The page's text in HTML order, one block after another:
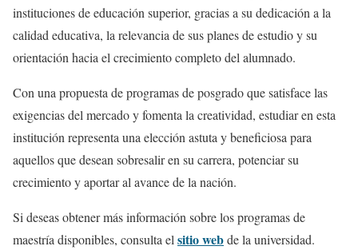
instituciones de educación superior, gracias a su dedicación a la
calidad educativa, la relevancia de sus planes de estudio y su
orientación hacia el crecimiento completo del alumnado.
Con una propuesta de programas de posgrado que satisface las
exigencias del mercado y fomenta la creatividad, estudiar en esta
institución representa una elección astuta y beneficiosa para
aquellos que desean sobresalir en su carrera, potenciar su
crecimiento y aportar al avance de la nación.
Si deseas obtener más información sobre los programas de
maestría disponibles, consulta el sitio webde la universidad.